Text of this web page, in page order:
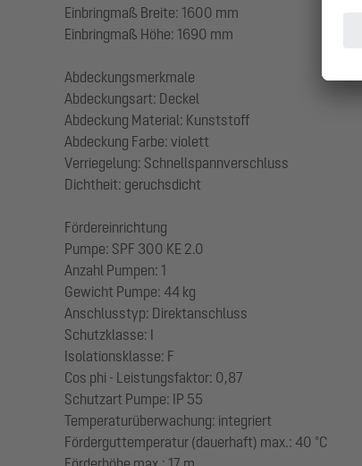
Einbringmaß Breite: 1600 mm
Einbringmaß Höhe: 1690 mm
Abdeckungsmerkmale
Abdeckungsart: Deckel
Abdeckung Material: Kunststoff
Abdeckung Farbe: violett
Verriegelung: Schnellspannverschluss
Dichtheit: geruchsdicht
Fördereinrichtung
Pumpe: SPF 300 KE 2.0
Anzahl Pumpen: 1
Gewicht Pumpe: 44 kg
Anschlusstyp: Direktanschluss
Schutzklasse: I
Isolationsklasse: F
Cos phi - Leistungsfaktor: 0,87
Schutzart Pumpe: IP 55
Temperaturüberwachung: integriert
Förderguttemperatur (dauerhaft) max.: 40 °C